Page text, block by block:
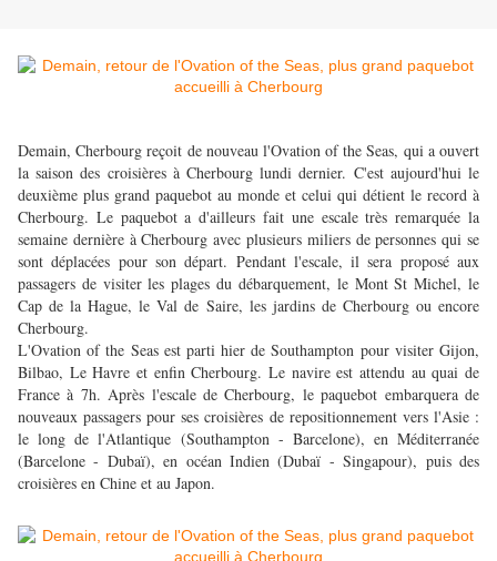
Demain, Cherbourg reçoit de nouveau l'Ovation of the Seas, qui a ouvert
la saison des croisières à Cherbourg lundi dernier. C'est aujourd'hui le
deuxième plus grand paquebot au monde et celui qui détient le record à
Cherbourg. Le paquebot a d'ailleurs fait une escale très remarquée la
semaine dernière à Cherbourg avec plusieurs miliers de personnes qui se
sont déplacées pour son départ. Pendant l'escale, il sera proposé aux
passagers de visiter les plages du débarquement, le Mont St Michel, le
Cap de la Hague, le Val de Saire, les jardins de Cherbourg ou encore
Cherbourg.
L'Ovation of the Seas est parti hier de Southampton pour visiter Gijon,
Bilbao, Le Havre et enfin Cherbourg. Le navire est attendu au quai de
France à 7h. Après l'escale de Cherbourg, le paquebot embarquera de
nouveaux passagers pour ses croisières de repositionnement vers l'Asie :
le long de l'Atlantique (Southampton - Barcelone), en Méditerranée
(Barcelone - Dubaï), en océan Indien (Dubaï - Singapour), puis des
croisières en Chine et au Japon.